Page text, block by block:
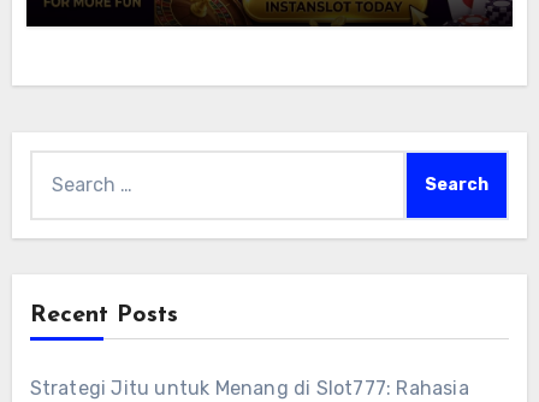
Recent Posts
Strategi Jitu untuk Menang di Slot777: Rahasia